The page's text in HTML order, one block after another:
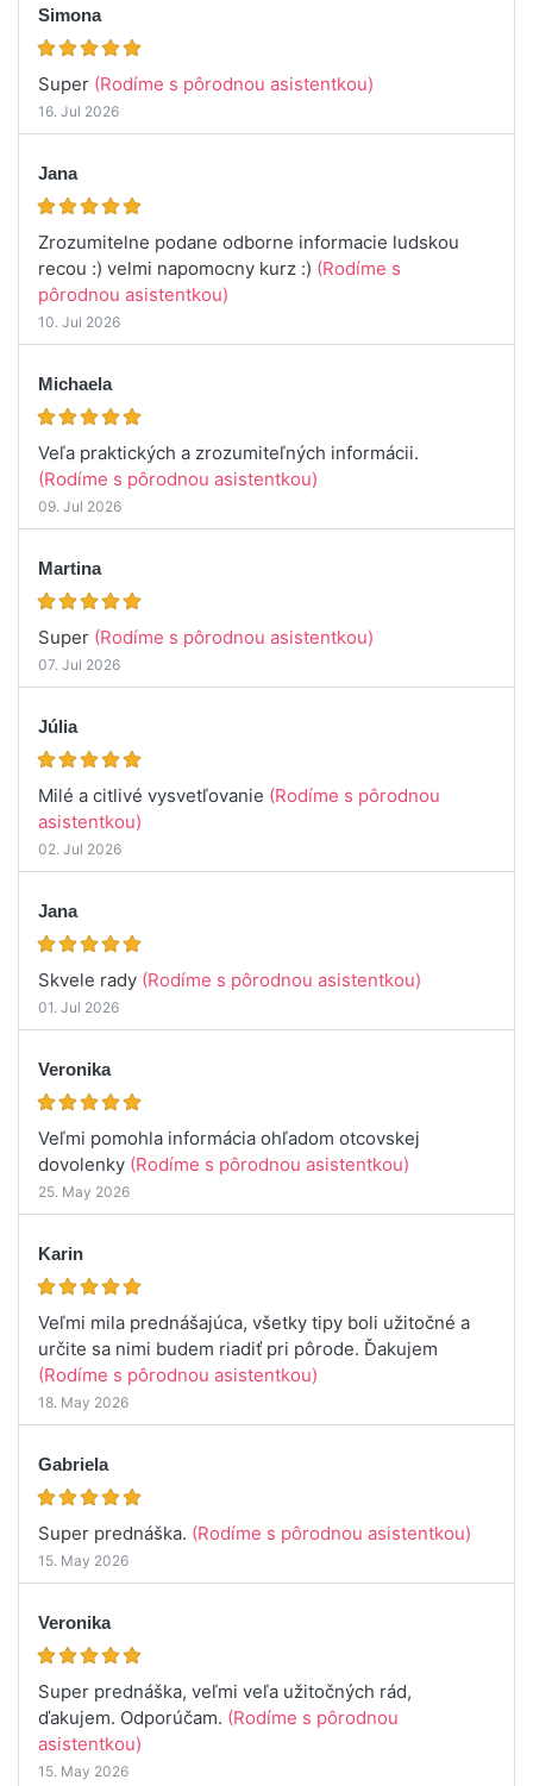
Simona
Super (Rodíme s pôrodnou asistentkou)
16. Jul 2026
Jana
Zrozumitelne podane odborne informacie ludskou
recou :) velmi napomocny kurz :) (Rodíme s
pôrodnou asistentkou)
10. Jul 2026
Michaela
Veľa praktických a zrozumiteľných informácii.
(Rodíme s pôrodnou asistentkou)
09. Jul 2026
Martina
Super (Rodíme s pôrodnou asistentkou)
07. Jul 2026
Júlia
Milé a citlivé vysvetľovanie (Rodíme s pôrodnou
asistentkou)
02. Jul 2026
Jana
Skvele rady (Rodíme s pôrodnou asistentkou)
01. Jul 2026
Veronika
Veľmi pomohla informácia ohľadom otcovskej
dovolenky (Rodíme s pôrodnou asistentkou)
25. May 2026
Karin
Veľmi mila prednášajúca, všetky tipy boli užitočné a
určite sa nimi budem riadiť pri pôrode. Ďakujem
(Rodíme s pôrodnou asistentkou)
18. May 2026
Gabriela
Super prednáška. (Rodíme s pôrodnou asistentkou)
15. May 2026
Veronika
Super prednáška, veľmi veľa užitočných rád,
ďakujem. Odporúčam. (Rodíme s pôrodnou
asistentkou)
15. May 2026